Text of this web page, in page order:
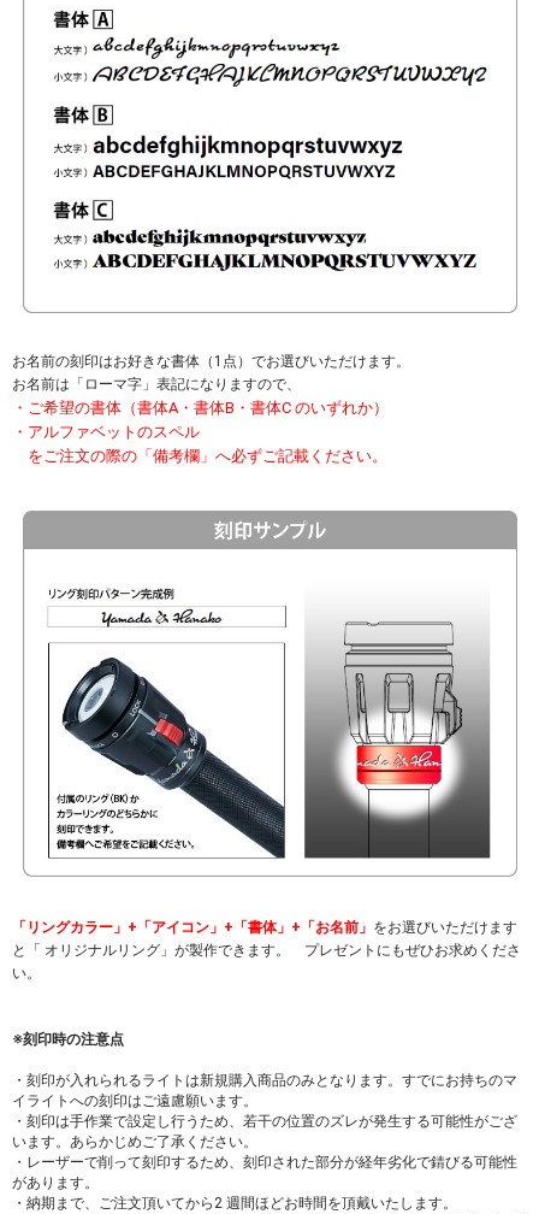
お名前の刻印はお好きな書体（1点）でお選びいただけます。
お名前は「ローマ字」表記になりますので、
・ご希望の書体（書体A・書体B・書体C のいずれか）
・アルファベットのスペル
をご注文の際の「備考欄」へ必ずご記載ください。
「リングカラー」+「アイコン」+「書体」+「お名前」 をお選びいただけます
と「 オリジナルリング」が製作できます。 プレゼントにもぜひお求めくださ
い。
※刻印時の注意点
・刻印が入れられるライトは新規購入商品のみとなります。すでにお持ちのマ
イライトへの刻印はご遠慮願います。
・刻印は手作業で設定し行うため、若干の位置のズレが発生する可能性がござ
います。あらかじめご了承ください。
・レーザーで削って刻印するため、刻印された部分が経年劣化で錆びる可能性
があります。
・納期まで、ご注文頂いてから2 週間ほどお時間を頂戴いたします。